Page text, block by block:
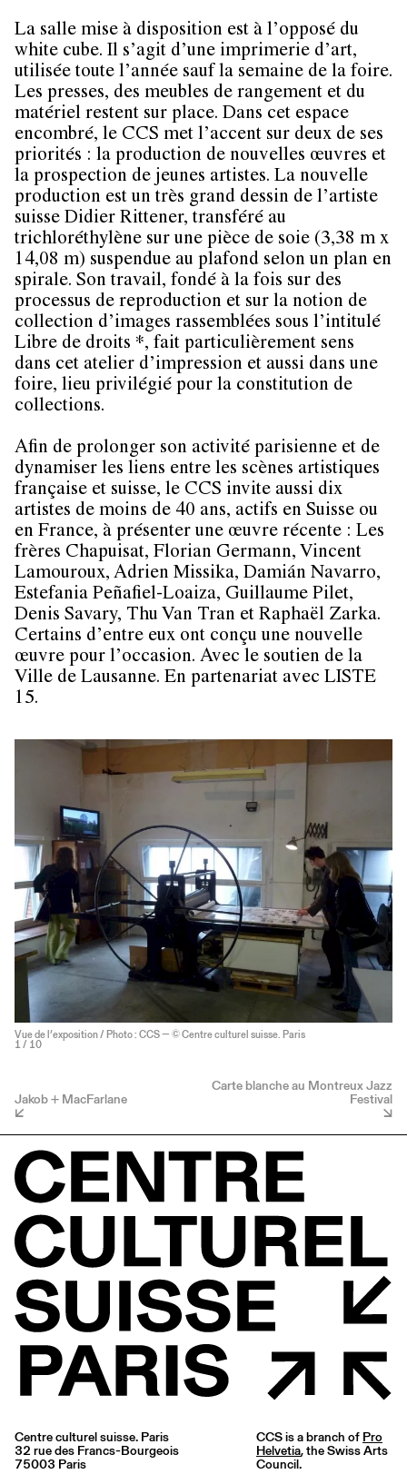
La salle mise à disposition est à l’opposé du
white cube. Il s’agit d’une imprimerie d’art,
utilisée toute l’année sauf la semaine de la foire.
Les presses, des meubles de rangement et du
matériel restent sur place. Dans cet espace
encombré, le CCS met l’accent sur deux de ses
priorités : la production de nouvelles œuvres et
la prospection de jeunes artistes. La nouvelle
production est un très grand dessin de l’artiste
suisse Didier Rittener, transféré au
trichloréthylène sur une pièce de soie (3,38 m x
14,08 m) suspendue au plafond selon un plan en
spirale. Son travail, fondé à la fois sur des
processus de reproduction et sur la notion de
collection d’images rassemblées sous l’intitulé
Libre de droits *, fait particulièrement sens
dans cet atelier d’impression et aussi dans une
foire, lieu privilégié pour la constitution de
collections.
Afin de prolonger son activité parisienne et de
dynamiser les liens entre les scènes artistiques
française et suisse, le CCS invite aussi dix
artistes de moins de 40 ans, actifs en Suisse ou
en France, à présenter une œuvre récente : Les
frères Chapuisat, Florian Germann, Vincent
Lamouroux, Adrien Missika, Damián Navarro,
Estefania Peñafiel-Loaiza, Guillaume Pilet,
Denis Savary, Thu Van Tran et Raphaël Zarka.
Certains d’entre eux ont conçu une nouvelle
œuvre pour l’occasion. Avec le soutien de la
Ville de Lausanne. En partenariat avec LISTE
15.
Vue de l’exposition / Photo : CCS — © Centre culturel suisse. Paris
1 / 10
Jakob + MacFarlane
Carte blanche au Montreux Jazz
Festival
Centre culturel suisse. Paris
32 rue des Francs-Bourgeois
75003 Paris
CCS is a branch of Pro
Helvetia, the Swiss Arts
Council.